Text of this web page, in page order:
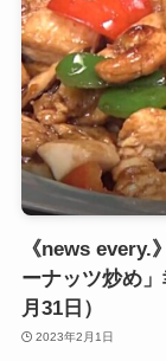
《news every.
ーナッツ炒め
月31日）
2023年2月1日